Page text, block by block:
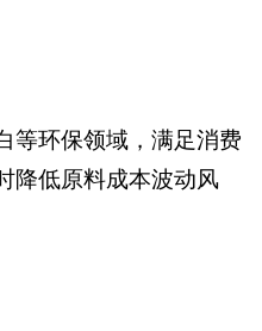
等环保领域，满足消费
降低原料成本波动风